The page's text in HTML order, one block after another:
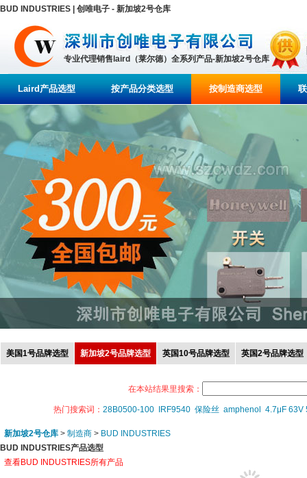
BUD INDUSTRIES | 创唯电子 - 新加坡2号仓库
专业代理销售laird（莱尔德）全系列产品-新加坡2号仓库
Laird产品选型 按产品分类选型 按制造商选型
美国1号品牌选型 新加坡2号品牌选型 英国10号品牌选型 英国2号品牌选型
在本站结果里搜索：
热门搜索词： 28B0500-100 IRF9540 保险丝 amphenol 4.7μF 63V
新加坡2号仓库 > 制造商 > BUD INDUSTRIES
BUD INDUSTRIES产品选型
查看BUD INDUSTRIES所有产品